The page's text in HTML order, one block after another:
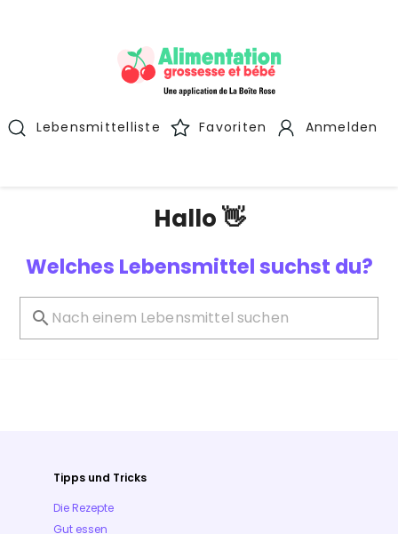
Lebensmittelliste Favoriten Anmelden
Hallo 👋
Welches Lebensmittel suchst du?
Tipps und Tricks
Die Rezepte
Gut essen